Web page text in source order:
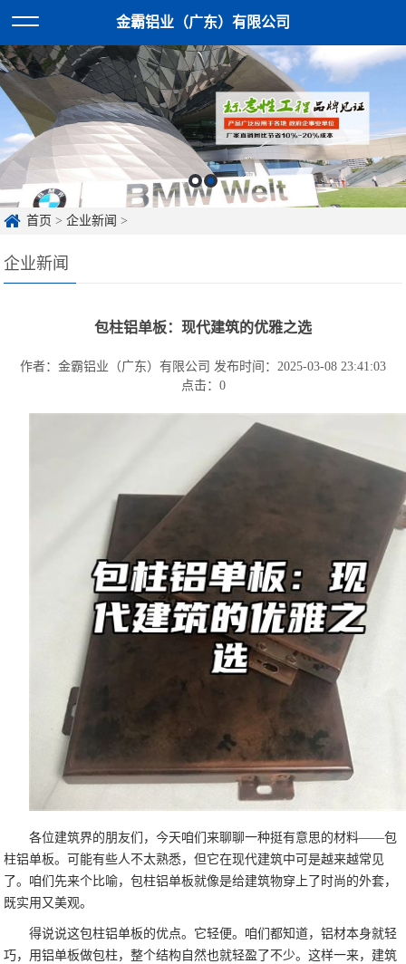
金霸铝业（广东）有限公司
首页 >企业新闻 >
企业新闻
包柱铝单板：现代建筑的优雅之选
作者：金霸铝业（广东）有限公司 发布时间：2025-03-08 23:41:03
点击： 0
各位建筑界的朋友们，今天咱们来聊聊一种挺有意思的材料——包
柱铝单板。可能有些人不太熟悉，但它在现代建筑中可是越来越常见
了。咱们先来个比喻，包柱铝单板就像是给建筑物穿上了时尚的外套，
既实用又美观。
得说说这包柱铝单板的优点。它轻便。咱们都知道，铝材本身就轻
巧，用铝单板做包柱，整个结构自然也就轻盈了不少。这样一来，建筑